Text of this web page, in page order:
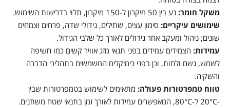
משקל חומר: נע בין 50 מיקרון ל-150 מיקרון, תלוי בדרישות השימוש.
שימושים עיקריים: סימון עצים, שתילים, גידולי שדה, פרחים וצמחים
שונים; ניהול ומעקב אחר גידולים לאורך כל שלבי הגידול.
עמידות: הצמידים עמידים בפני תנאי מזג אוויר קשים כמו חשיפה
לשמש, גשם ולחות, וכן בפני כימיקלים המשמשים בתהליכי הדברה
והשקיה.
טווח טמפרטורות פעולה: מתאימים לשימוש בטמפרטורות שבין
-20°C ל-80°C, המאפשרים עמידות לאורך זמן בתנאי שטח משתנים.